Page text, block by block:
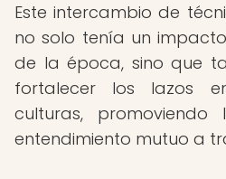
Este intercambio de
no solo tenía un
de la época, sino que
fortalecer los lazos
culturas,
entendimiento mutuo a